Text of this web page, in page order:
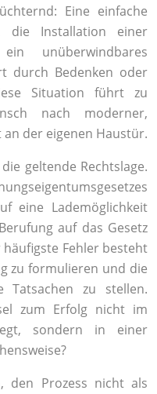
Eine einfache
die Installation einer
unüberwindbares
durch Bedenken oder
Situation führt zu
nach moderner,
der eigenen Haustür.
geltende Rechtslage.
eine Lademöglichkeit
auf das Gesetz
Fehler besteht
zu formulieren und die
Tatsachen zu stellen.
zum Erfolg nicht im
sondern in einer
den Prozess nicht als